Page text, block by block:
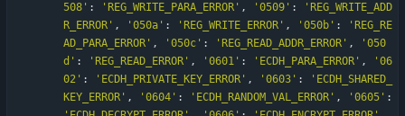
508 ' : ' REG_WRITE_PARA_ERROR ' , ' 0509 ' : ' REG_WRITE_ADD
R_ERROR ' , ' 050a ' : ' REG_WRITE_ERROR ' , ' 050b ' : ' REG_RE
AD_PARA_ERROR ' , ' 050c ' : ' REG_READ_ADDR_ERROR ' , ' 050
d ' : ' REG_READ_ERROR ' , ' 0601 ' : ' ECDH_PARA_ERROR ' , ' 06
02 ' : ' ECDH_PRIVATE_KEY_ERROR ' , ' 0603 ' : ' ECDH_SHARED_
KEY_ERROR ' , ' 0604 ' : ' ECDH_RANDOM_VAL_ERROR ' , ' 0605 ' :